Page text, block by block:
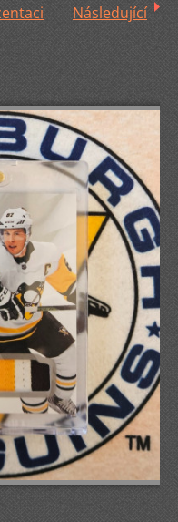
Následující